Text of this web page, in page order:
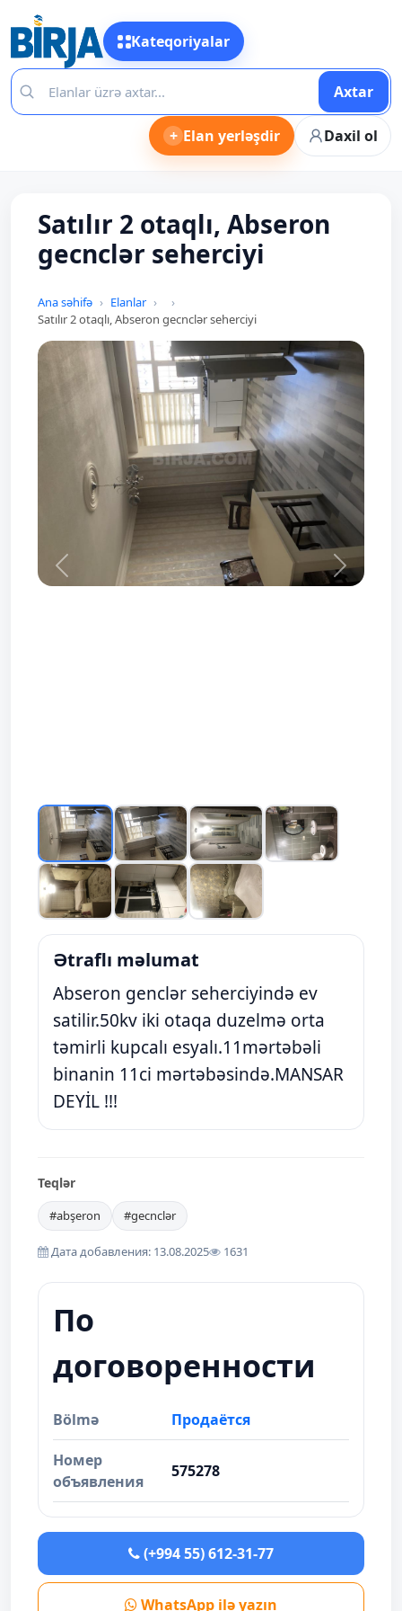
Kateqoriyalar
Axtar
+ Elan yerləşdir Daxil ol
Satılır 2 otaqlı, Abseron
gecnclər seherciyi
Ana səhifə
Elanlar
Satılır 2 otaqlı, Abseron gecnclər seherciyi
Prev Next
Ətraflı məlumat
Abseron genclər seherciyində ev
satilir.50kv iki otaqa duzelmə orta
təmirli kupcalı esyalı.11mərtəbəli
binanin 11ci mərtəbəsində.MANSAR
DEYİL !!!
Teqlər
#abşeron #gecnclər
Дата добавления: 13.08.2025 1631
По
договоренности
Bölmə Продаётся
Номер
объявления
575278
(+994 55) 612-31-77
WhatsApp ilə yazın